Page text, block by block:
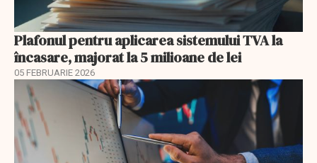
Plafonul pentru aplicarea sistemului TVA la
încasare, majorat la 5 milioane de lei
05 FEBRUARIE 2026